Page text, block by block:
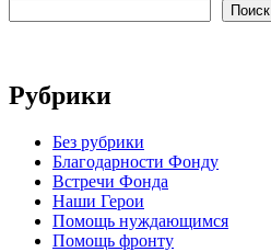
Поиск
Рубрики
Без рубрики
Благодарности Фонду
Встречи Фонда
Наши Герои
Помощь нуждающимся
Помощь фронту